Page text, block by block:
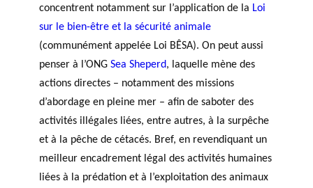
concentrent notamment sur l’application de la Loi
sur le bien-être et la sécurité animale
(communément appelée Loi BÊSA). On peut aussi
penser à l’ONG Sea Sheperd, laquelle mène des
actions directes – notamment des missions
d’abordage en pleine mer – afin de saboter des
activités illégales liées, entre autres, à la surpêche
et à la pêche de cétacés. Bref, en revendiquant un
meilleur encadrement légal des activités humaines
liées à la prédation et à l’exploitation des animaux